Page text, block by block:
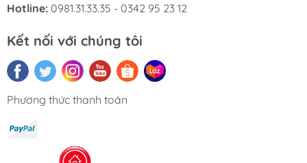
Hotline: 0981.31.33.35 - 0342 95 23 12
Kết nối với chúng tôi
Phương thức thanh toán